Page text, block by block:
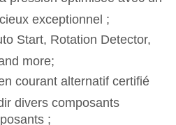
exceptionnel ;
Start, Rotation Detector,
more;
courant alternatif certifié
divers composants
;